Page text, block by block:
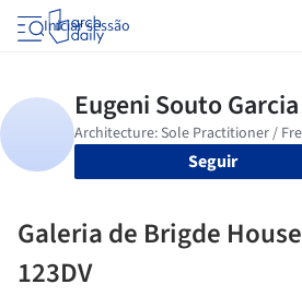
Iniciar sessão
Seguir
Galeria de Brigde House
123DV